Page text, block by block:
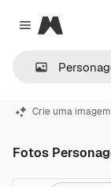
Close menu
Magnific
Crie uma
Fotos